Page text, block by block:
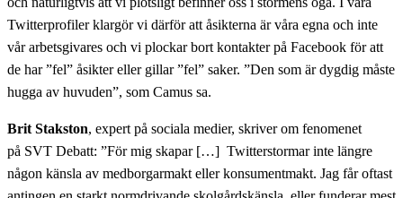
Twitterprofiler klargör vi därför att åsikterna är våra egna och inte
vår arbetsgivares och vi plockar bort kontakter på Facebook för att
de har ”fel” åsikter eller gillar ”fel” saker. ”Den som är dygdig måste
hugga av huvuden”, som Camus sa.
Brit Stakston, expert på sociala medier, skriver om fenomenet
på SVT Debatt: ”För mig skapar […] Twitterstormar inte längre
någon känsla av medborgarmakt eller konsumentmakt. Jag får oftast